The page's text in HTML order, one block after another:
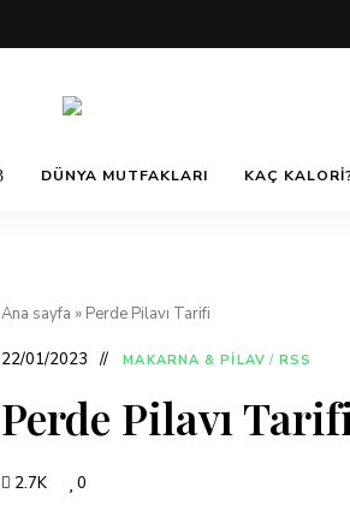
AfiyetOla
Kolay
Yemek
Tarifleri
ve
Lezzetli,
tarifleri,
tatlılar,
et
ve
kurabiyeler
DÜNYA MUTFAKLARI KAÇ
Ana sayfa » Perde Pilavı Tarifi
22/01/2023 MAKARNA & PILAV / RSS
Perde Pilavı Tarifi
2.7K 0